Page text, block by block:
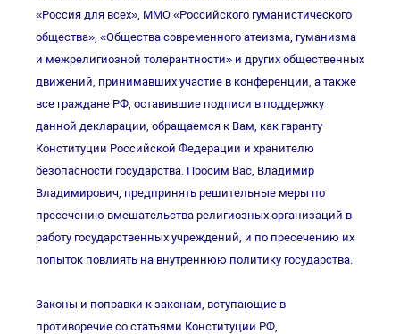
«Россия для всех», ММО «Российского гуманистического
общества», «Общества современного атеизма, гуманизма
и межрелигиозной толерантности» и других общественных
движений, принимавших участие в конференции, а также
все граждане РФ, оставившие подписи в поддержку
данной декларации, обращаемся к Вам, как гаранту
Конституции Российской Федерации и хранителю
безопасности государства. Просим Вас, Владимир
Владимирович, предпринять решительные меры по
пресечению вмешательства религиозных организаций в
работу государственных учреждений, и по пресечению их
попыток повлиять на внутреннюю политику государства.
Законы и поправки к законам, вступающие в
противоречие со статьями Конституции РФ,